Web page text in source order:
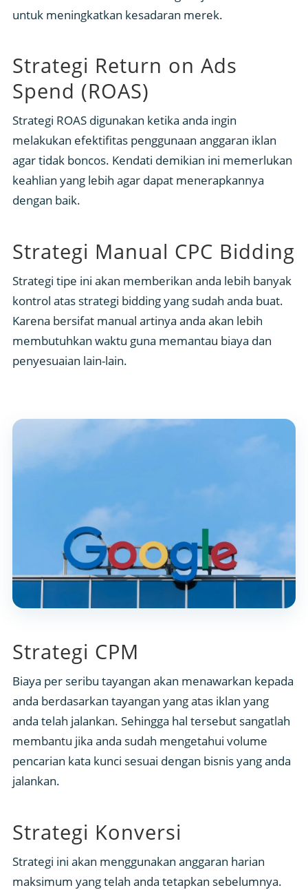
untuk meningkatkan kesadaran merek.
Strategi Return on Ads
Spend (ROAS)
Strategi ROAS digunakan ketika anda ingin
melakukan efektifitas penggunaan anggaran iklan
agar tidak boncos. Kendati demikian ini memerlukan
keahlian yang lebih agar dapat menerapkannya
dengan baik.
Strategi Manual CPC Bidding
Strategi tipe ini akan memberikan anda lebih banyak
kontrol atas strategi bidding yang sudah anda buat.
Karena bersifat manual artinya anda akan lebih
membutuhkan waktu guna memantau biaya dan
penyesuaian lain-lain.
Strategi CPM
Biaya per seribu tayangan akan menawarkan kepada
anda berdasarkan tayangan yang atas iklan yang
anda telah jalankan. Sehingga hal tersebut sangatlah
membantu jika anda sudah mengetahui volume
pencarian kata kunci sesuai dengan bisnis yang anda
jalankan.
Strategi Konversi
Strategi ini akan menggunakan anggaran harian
maksimum yang telah anda tetapkan sebelumnya.